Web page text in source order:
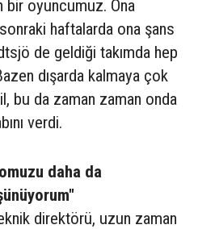
bir oyuncumuz. Ona
haftalarda ona şans
de geldiği takımda hep
dışarda kalmaya çok
bu da zaman zaman onda
verdi.
daha da
teknik direktörü, uzun zaman